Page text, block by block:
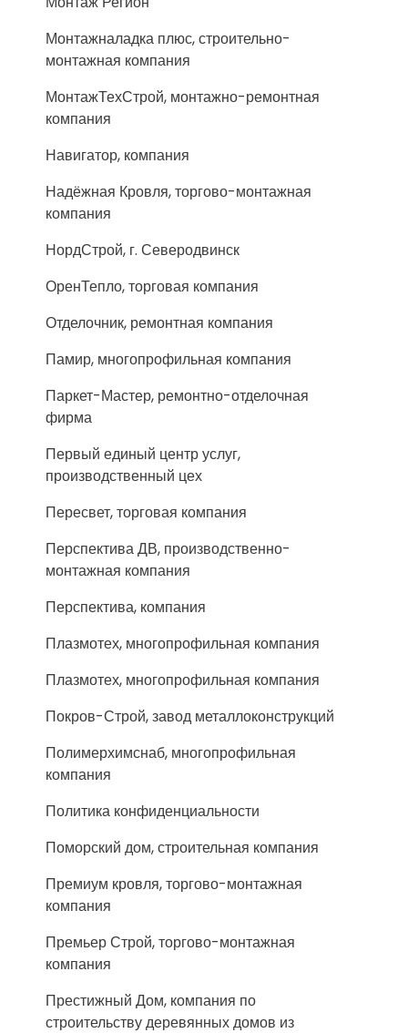
Монтажналадка плюс, строительно-
монтажная компания
МонтажТехСтрой, монтажно-ремонтная
компания
Навигатор, компания
Надёжная Кровля, торгово-монтажная
компания
НордСтрой, г. Северодвинск
ОренТепло, торговая компания
Отделочник, ремонтная компания
Памир, многопрофильная компания
Паркет-Мастер, ремонтно-отделочная
фирма
Первый единый центр услуг,
производственный цех
Пересвет, торговая компания
Перспектива ДВ, производственно-
монтажная компания
Перспектива, компания
Плазмотех, многопрофильная компания
Плазмотех, многопрофильная компания
Покров-Строй, завод металлоконструкций
Полимерхимснаб, многопрофильная
компания
Политика конфиденциальности
Поморский дом, строительная компания
Премиум кровля, торгово-монтажная
компания
Премьер Строй, торгово-монтажная
компания
Престижный Дом, компания по
строительству деревянных домов из